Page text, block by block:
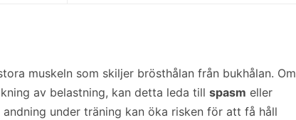
muskeln som skiljer brösthålan från bukhålan. Om
av belastning, kan detta leda till spasm eller
under träning kan öka risken för att få håll